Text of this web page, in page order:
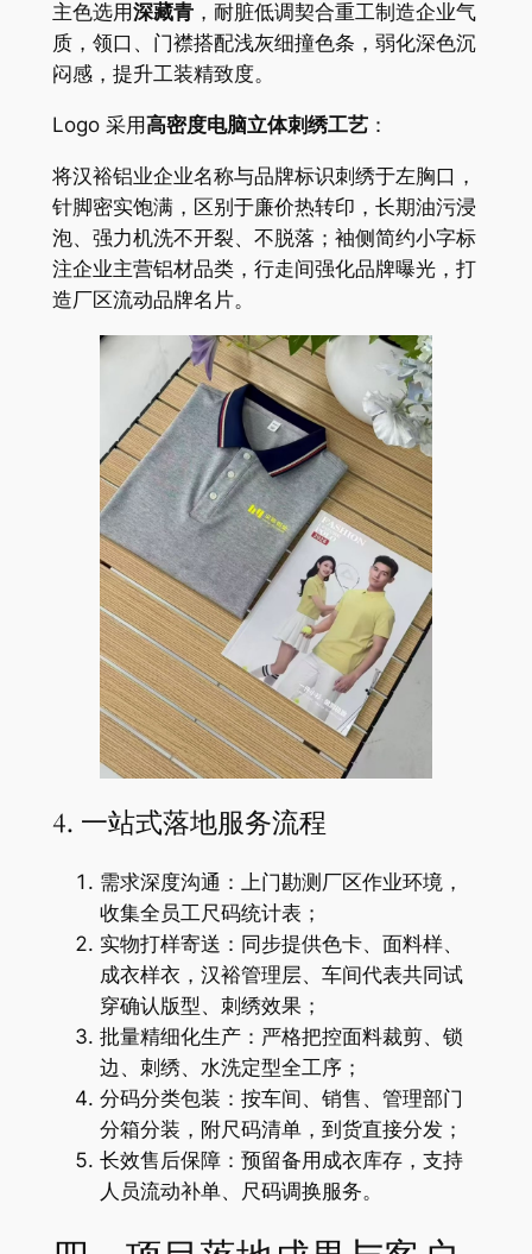
主色选用深藏青，耐脏低调契合重工制造企业气
质，领口、门襟搭配浅灰细撞色条，弱化深色沉
闷感，提升工装精致度。
Logo 采用高密度电脑立体刺绣工艺：
将汉裕铝业企业名称与品牌标识刺绣于左胸口，
针脚密实饱满，区别于廉价热转印，长期油污浸
泡、强力机洗不开裂、不脱落；袖侧简约小字标
注企业主营铝材品类，行走间强化品牌曝光，打
造厂区流动品牌名片。
4. 一站式落地服务流程
需求深度沟通：上门勘测厂区作业环境，
收集全员工尺码统计表；
实物打样寄送：同步提供色卡、面料样、
成衣样衣，汉裕管理层、车间代表共同试
穿确认版型、刺绣效果；
批量精细化生产：严格把控面料裁剪、锁
边、刺绣、水洗定型全工序；
分码分类包装：按车间、销售、管理部门
分箱分装，附尺码清单，到货直接分发；
长效售后保障：预留备用成衣库存，支持
人员流动补单、尺码调换服务。